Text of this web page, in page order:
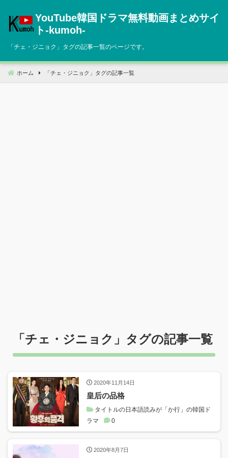
へ
動
YouTube韓国ドラマ無料動画まとめサイ
ト‐kumoh‐
「チェ・ジニョク 」タグの記事一覧のページです。
ホーム 「 チェ・ジニョク 」タグの記事一覧
「チェ・ジニョク 」タグの記事一覧
2020年11月14日
皇后の品格
タイトルの日本語読みが「か行」の韓国ド
ラマ
0
2020年8月7日